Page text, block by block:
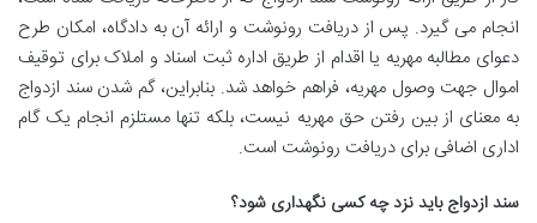
انجام می گیرد. پس از دریافت رونوشت و ارائه آن به دادگاه، امکان طرح
دعوای مطالبه مهریه یا اقدام از طریق اداره ثبت اسناد و املاک برای توقیف
اموال جهت وصول مهریه، فراهم خواهد شد. بنابراین، گم شدن سند ازدواج
به معنای از بین رفتن حق مهریه نیست، بلکه تنها مستلزم انجام یک گام
اداری اضافی برای دریافت رونوشت است.
سند ازدواج باید نزد چه کسی نگهداری شود؟